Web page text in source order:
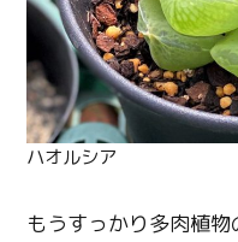
ハオルシア
もうすっかり多肉植
Line